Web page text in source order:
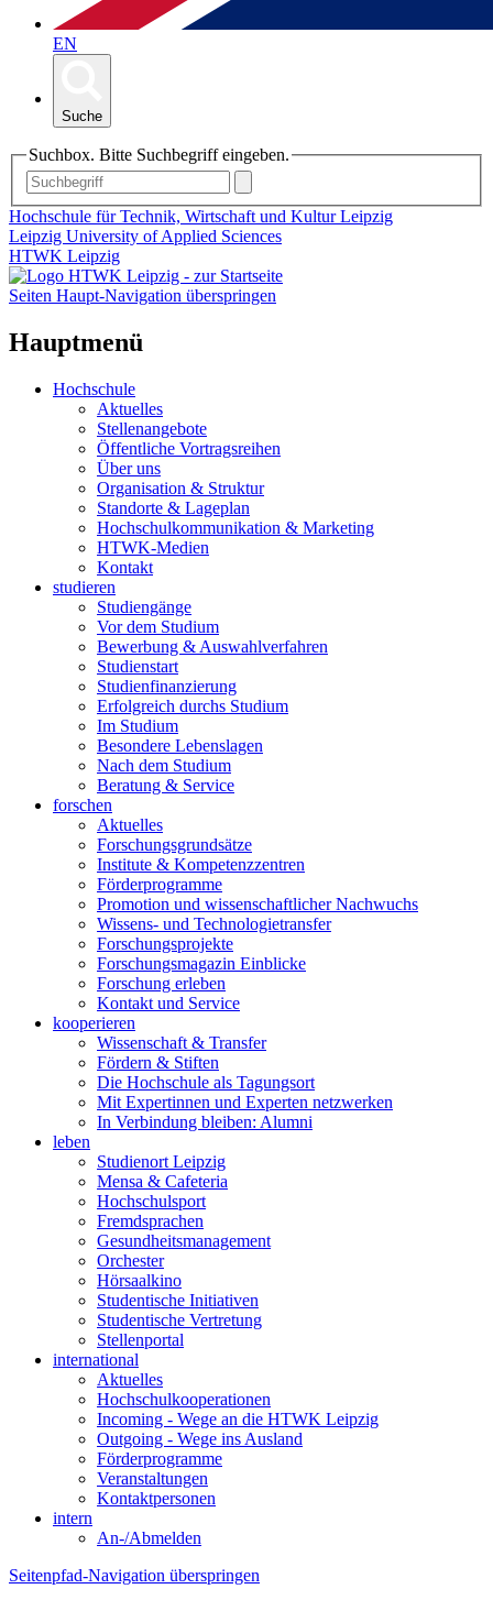
EN
Suche
Suchbox. Bitte Suchbegriff eingeben.
Hochschule für Technik, Wirtschaft und Kultur Leipzig
Leipzig University of Applied Sciences
HTWK Leipzig
Seiten Haupt-Navigation überspringen
Hauptmenü
Hochschule
Aktuelles
Stellenangebote
Öffentliche Vortragsreihen
Über uns
Organisation & Struktur
Standorte & Lageplan
Hochschulkommunikation & Marketing
HTWK-Medien
Kontakt
studieren
Studiengänge
Vor dem Studium
Bewerbung & Auswahlverfahren
Studienstart
Studienfinanzierung
Erfolgreich durchs Studium
Im Studium
Besondere Lebenslagen
Nach dem Studium
Beratung & Service
forschen
Aktuelles
Forschungsgrundsätze
Institute & Kompetenzzentren
Förderprogramme
Promotion und wissenschaftlicher Nachwuchs
Wissens- und Technologietransfer
Forschungsprojekte
Forschungsmagazin Einblicke
Forschung erleben
Kontakt und Service
kooperieren
Wissenschaft & Transfer
Fördern & Stiften
Die Hochschule als Tagungsort
Mit Expertinnen und Experten netzwerken
In Verbindung bleiben: Alumni
leben
Studienort Leipzig
Mensa & Cafeteria
Hochschulsport
Fremdsprachen
Gesundheitsmanagement
Orchester
Hörsaalkino
Studentische Initiativen
Studentische Vertretung
Stellenportal
international
Aktuelles
Hochschulkooperationen
Incoming - Wege an die HTWK Leipzig
Outgoing - Wege ins Ausland
Förderprogramme
Veranstaltungen
Kontaktpersonen
intern
An-/Abmelden
Seitenpfad-Navigation überspringen